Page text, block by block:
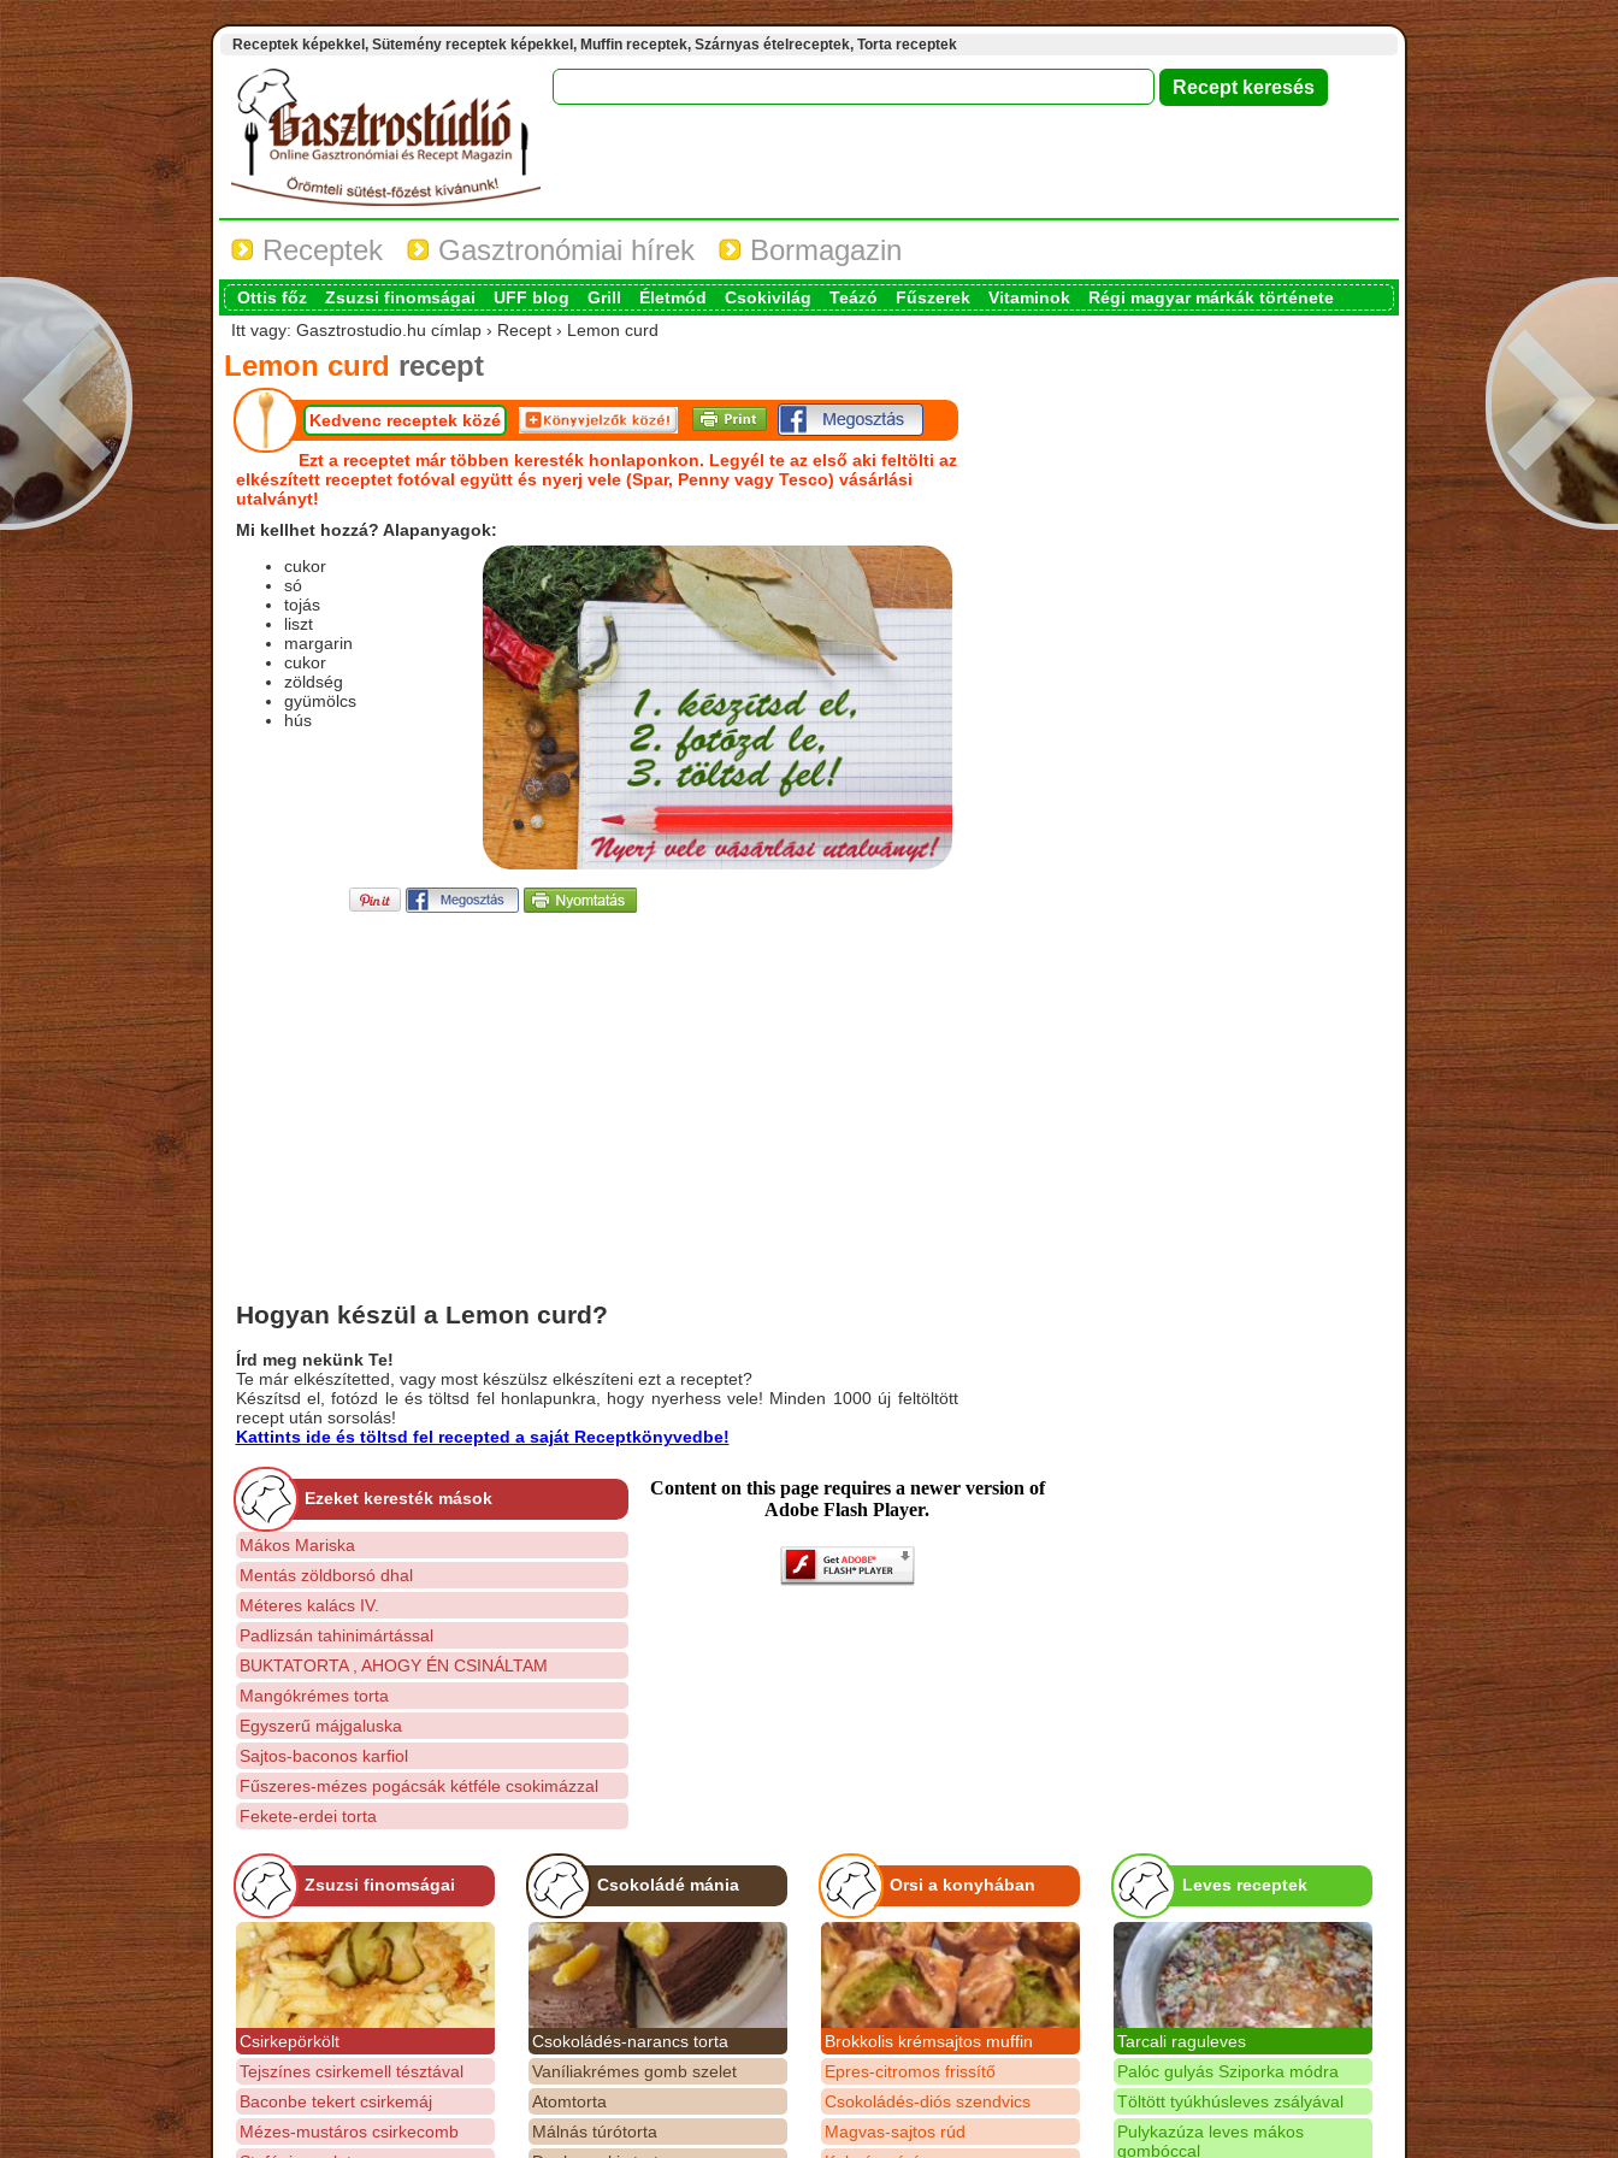
Receptek képekkel, Sütemény receptek képekkel, Muffin receptek, Szárnyas ételreceptek, Torta receptek
Receptek Gasztronómiai hírek Bormagazin
Ottis főz Zsuzsi finomságai UFF blog Grill Életmód Csokivilág Teázó Fűszerek Vitaminok
Régi magyar márkák története
Itt vagy: Gasztrostudio.hu címlap › Recept › Lemon curd
Lemon curd recept
Kedvenc receptek közé
Ezt a receptet már többen keresték honlaponkon. Legyél te az első aki feltölti az
elkészített receptet fotóval együtt és nyerj vele (Spar, Penny vagy Tesco) vásárlási
utalványt!
Mi kellhet hozzá? Alapanyagok:
cukor
só
tojás
liszt
margarin
cukor
zöldség
gyümölcs
hús
Hogyan készül a Lemon curd?
Írd meg nekünk Te!
Te már elkészítetted, vagy most készülsz elkészíteni ezt a receptet?
Készítsd el, fotózd le és töltsd fel honlapunkra, hogy nyerhess vele! Minden 1000 új feltöltött
recept után sorsolás!
Kattints ide és töltsd fel recepted a saját Receptkönyvedbe!
Ezeket keresték mások
Mákos Mariska
Mentás zöldborsó dhal
Méteres kalács IV.
Padlizsán tahinimártással
BUKTATORTA , AHOGY ÉN CSINÁLTAM
Mangókrémes torta
Egyszerű májgaluska
Sajtos-baconos karfiol
Fűszeres-mézes pogácsák kétféle csokimázzal
Fekete-erdei torta
Content on this page requires a newer version of
Adobe Flash Player.
Zsuzsi finomságai
Csirkepörkölt
Tejszínes csirkemell tésztával
Baconbe tekert csirkemáj
Mézes-mustáros csirkecomb
Csokoládé mánia
Csokoládés-narancs torta
Vaníliakrémes gomb szelet
Atomtorta
Málnás túrótorta
Orsi a konyhában
Brokkolis krémsajtos muffin
Epres-citromos frissítő
Csokoládés-diós szendvics
Magvas-sajtos rúd
Leves receptek
Tarcali raguleves
Palóc gulyás Sziporka módra
Töltött tyúkhúsleves zsályával
Pulykazúza leves mákos
gombóccal